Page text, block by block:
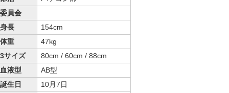
委員会
身長
154cm
体重
47kg
3サイズ
80cm / 60cm / 88cm
血液型
AB型
誕生日
10月7日